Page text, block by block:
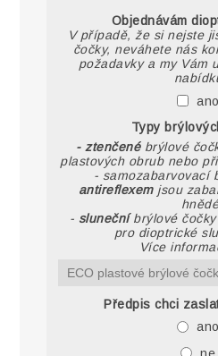
Objednávám
V případě, že si nejste
čočky, neváhete nás
požadavky a my Vám
ano
Typy
- ztenčené brýlové
plastových obrub nebo
- samozabarvovací
antireflexemjsou
- slunečníbrýlové čočky
pro dioptrické
Více
Předpis chci
ano
ne